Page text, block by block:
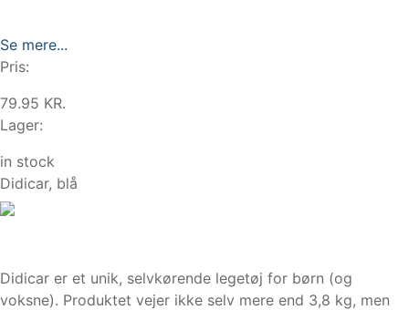
Se mere...
Pris:
79.95 KR.
Lager:
in stock
Didicar, blå
Didicar er et unik, selvkørende legetøj for børn (og
voksne). Produktet vejer ikke selv mere end 3,8 kg, men